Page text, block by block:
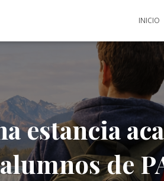
INICIO
estancia
de